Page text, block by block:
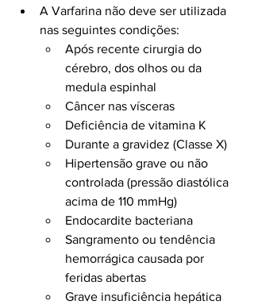
A Varfarina não deve ser utilizada
nas seguintes condições:
Após recente cirurgia do
cérebro, dos olhos ou da
medula espinhal
Câncer nas vísceras
Deficiência de vitamina K
Durante a gravidez (Classe X)
Hipertensão grave ou não
controlada (pressão diastólica
acima de 110 mmHg)
Endocardite bacteriana
Sangramento ou tendência
hemorrágica causada por
feridas abertas
Grave insuficiência hepática